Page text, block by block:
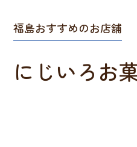
福島おすすめのお店舗
にじいろお